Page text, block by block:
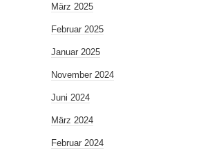
März 2025
Februar 2025
Januar 2025
November 2024
Juni 2024
März 2024
Februar 2024